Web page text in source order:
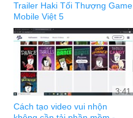
Trailer Haki Tối Thượng Game
Mobile Việt 5
3:41
Cách tạo video vui nhộn